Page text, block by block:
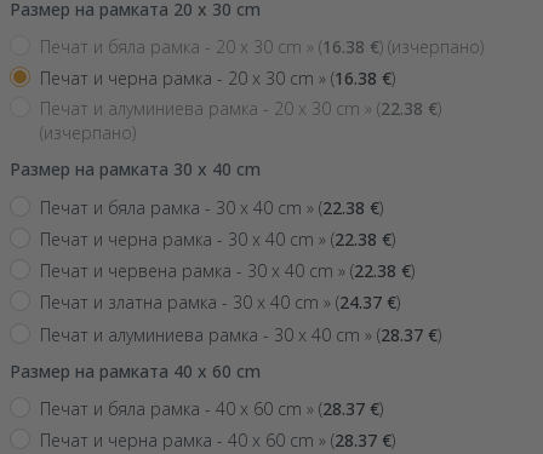
Размер на рамката 20 x 30 cm
Печат и бяла рамка - 20 x 30 cm » (16.38 €) (изчерпано)
Печат и черна рамка - 20 x 30 cm » (16.38 €)
Печат и алуминиева рамка - 20 x 30 cm » (22.38 €)
(изчерпано)
Размер на рамката 30 x 40 cm
Печат и бяла рамка - 30 x 40 cm » (22.38 €)
Печат и черна рамка - 30 x 40 cm » (22.38 €)
Печат и червена рамка - 30 x 40 cm » (22.38 €)
Печат и златна рамка - 30 x 40 cm » (24.37 €)
Печат и алуминиева рамка - 30 x 40 cm » (28.37 €)
Размер на рамката 40 x 60 cm
Печат и бяла рамка - 40 x 60 cm » (28.37 €)
Печат и черна рамка - 40 x 60 cm » (28.37 €)